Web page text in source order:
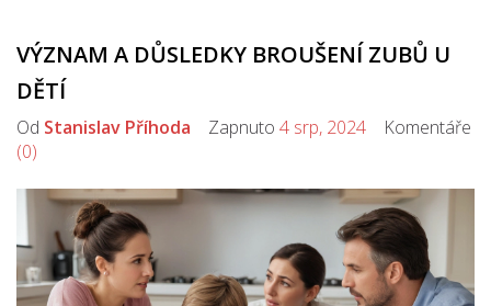
VÝZNAM A DŮSLEDKY BROUŠENÍ ZUBŮ U
DĚTÍ
Od Stanislav Příhoda Zapnuto 4 srp, 2024 Komentáře
(0)